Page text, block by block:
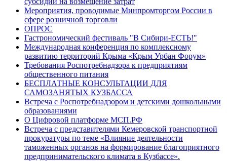
Мероприятия, проводимые Минпромторгом России в
сфере розничной торговли
ОПРОС
Гастрономический фестиваль "В Сибири-ЕСТЬ!"
Международная конференция по комплексному
развитию территорий Крыма «Крым Урбан Форум»
Требования Роспотребнадзора к предприятиям
общественного питания
БЕСПЛАТНЫЕ КОНСУЛЬТАЦИИ ДЛЯ
САМОЗАНЯТЫХ КУЗБАССА
Встреча с Роспотребнадзором и детскими дошкольными
образованиями
О Цифровой платформе МСП.РФ
Встреча с представителями Кемеровской транспортной
прокуратуры по теме «Влияние деятельности
таможенных органов на формирование благоприятного
предпринимательского климата в Кузбассе».